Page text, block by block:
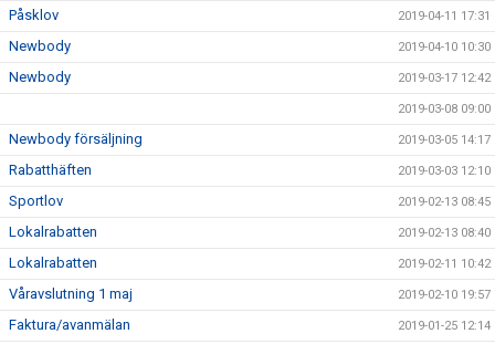
Påsklov 2019-04-11 17:31
Newbody 2019-04-10 10:30
Newbody 2019-03-17 12:42
2019-03-08 09:00
Newbody försäljning 2019-03-05 14:17
Rabatthäften 2019-03-03 12:10
Sportlov 2019-02-13 08:45
Lokalrabatten 2019-02-13 08:40
Lokalrabatten 2019-02-11 10:42
Våravslutning 1 maj 2019-02-10 19:57
Faktura/avanmälan 2019-01-25 12:14